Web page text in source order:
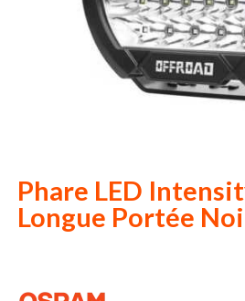
Phare LED
Longue Portée